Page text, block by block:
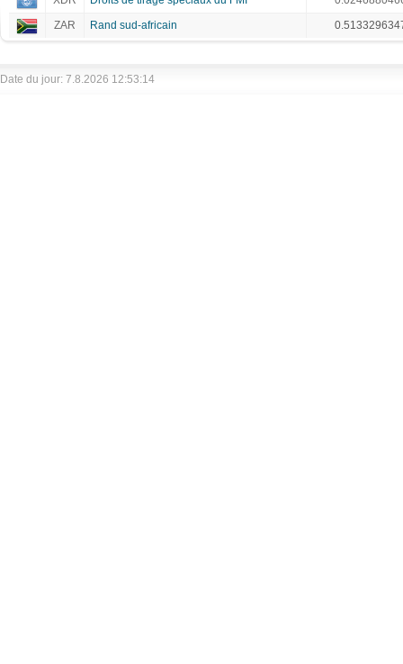
ZAR
Rand sud-africain
Date du jour: 7.8.2026 12:53:14